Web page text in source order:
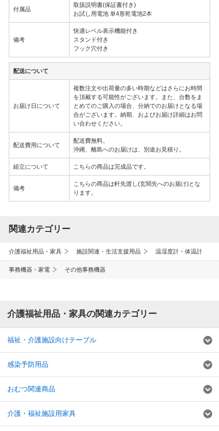
付属品
取扱説明書(保証書付き)
お試し用電池 単4形乾電池2本
備考
快適レベル表示機能付き
スタンド付き
フック穴付き
配送について
お届け日について
複数注文や出荷量の多い時期などはさらにお時間
を頂戴する可能性がございます。また、台数をま
とめてのご購入の場合、分納でのお届けとなる場
合がございます。納期、およびお届け詳細はお問
い合わせください。
配送費用について
配送費無料。
沖縄、離島へのお届けは、別途お見積り。
組立について こちらの商品は完成品です。
備考
こちらの商品は軒先渡し(玄関先へのお届け)とな
ります。
関連カテゴリー
介護福祉用品・家具 施設関連・生活支援用品 温湿度計・体温計
事務機器・家電 その他事務機器
介護福祉用品・家具の関連カテゴリー
福祉・介護施設向けテーブル
感染予防用品
おむつ関連商品
介護・福祉施設用家具